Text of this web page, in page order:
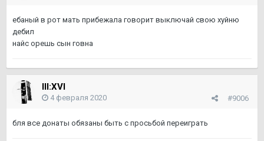
ебаный в рот мать прибежала говорит выключай свою хуйню
дебил
найс орешь сын говна
III:XVI
#9006
4 февраля 2020
бля все донаты обязаны быть с просьбой переиграть